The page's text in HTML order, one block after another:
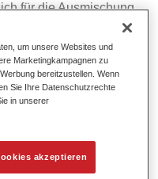
für die Ausmischung
einem hochwertigen
Es basiert auf einer
für Uni- und
um unsere Websites und
Marketingkampagnen zu
bereitzustellen. Wenn
Sie Ihre Datenschutzrechte
in unserer
akzeptieren